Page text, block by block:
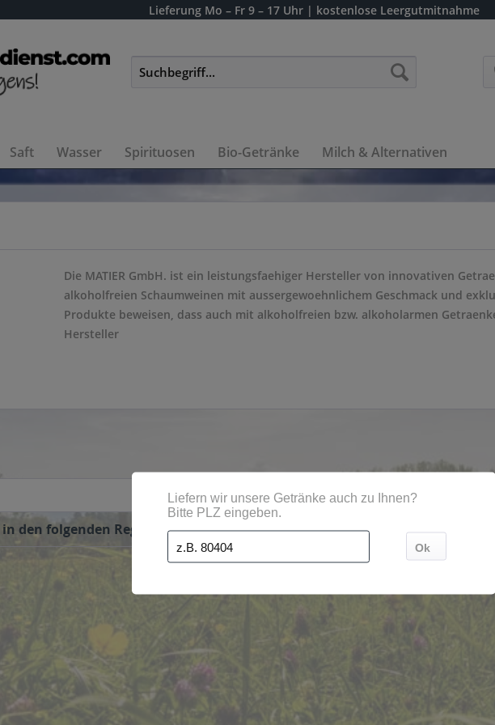
Lieferung Mo – Fr 9 – 17 Uhr | kostenlose Leergutmitnahme
Saft Wasser Spirituosen Bio-Getränke Milch & Alternativen
Die MATIER GmbH. ist ein leistungsfaehiger Hersteller von innovativen
alkoholfreien Schaumweinen mit aussergewoehnlichem Geschmack und
Produkte beweisen, dass auch mit alkoholfreien bzw. alkoholarmen
Hersteller
den folgenden Regionen, Städten, Orten und Postleitzahl-Gebieten